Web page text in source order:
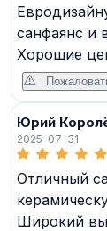
санфаянс и
Хорошие
Юрий
2025-07-31
Отличный
Широкий